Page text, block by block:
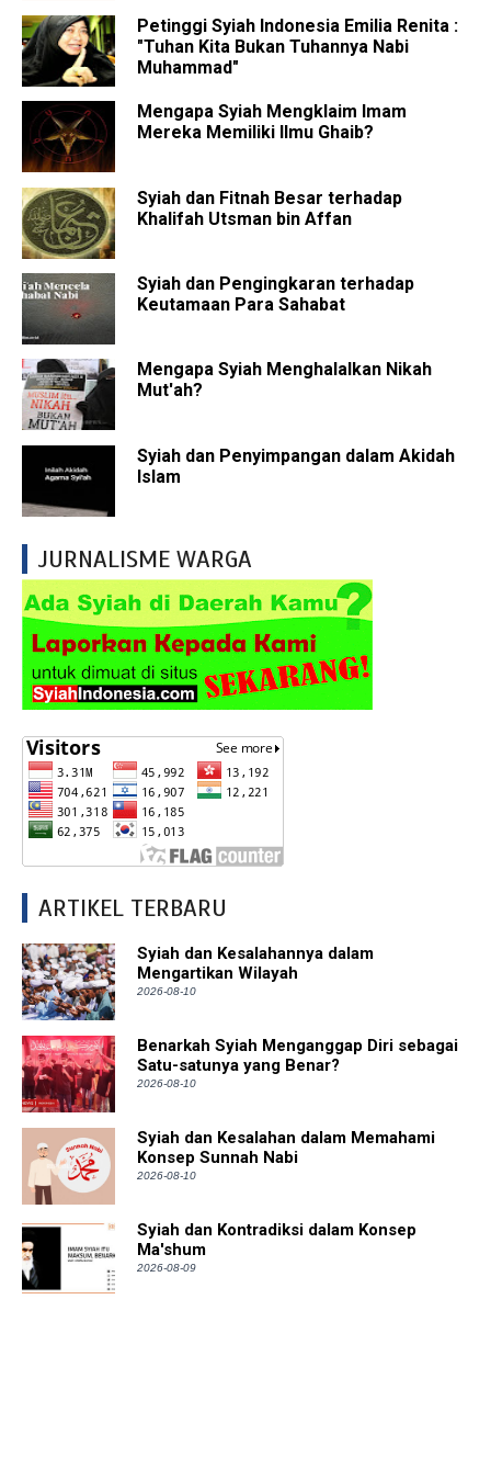
Petinggi Syiah Indonesia Emilia Renita :
"Tuhan Kita Bukan Tuhannya Nabi
Muhammad"
Mengapa Syiah Mengklaim Imam
Mereka Memiliki Ilmu Ghaib?
Syiah dan Fitnah Besar terhadap
Khalifah Utsman bin Affan
Syiah dan Pengingkaran terhadap
Keutamaan Para Sahabat
Mengapa Syiah Menghalalkan Nikah
Mut'ah?
Syiah dan Penyimpangan dalam Akidah
Islam
JURNALISME WARGA
ARTIKEL TERBARU
Syiah dan Kesalahannya dalam
Mengartikan Wilayah
2026-08-10
Benarkah Syiah Menganggap Diri sebagai
Satu-satunya yang Benar?
2026-08-10
Syiah dan Kesalahan dalam Memahami
Konsep Sunnah Nabi
2026-08-10
Syiah dan Kontradiksi dalam Konsep
Ma'shum
2026-08-09